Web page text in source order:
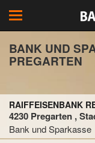
Toggle
navigation
BANK UND
PREGARTEN
RAIFFEISENBANK
4230 Pregarten ,
Bank und Sparkasse